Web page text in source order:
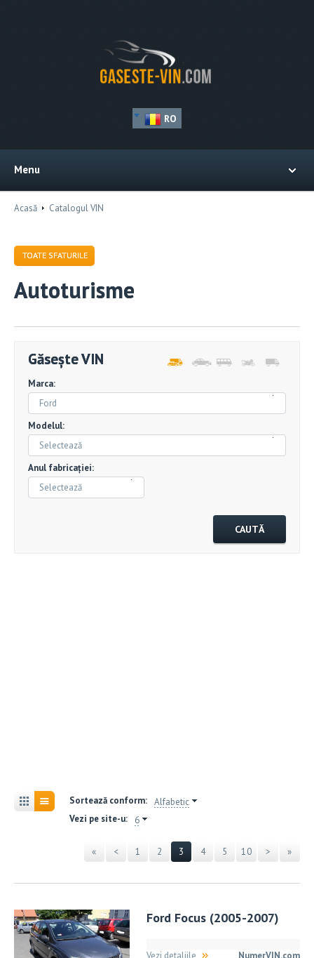
RO
Menu
Acasă Catalogul VIN
TOATE SFATURILE
Autoturisme
Găsește VIN
Marca:
Ford
Modelul:
Selectează
Anul fabricației:
Selectează
Sortează conform: Alfabetic
Vezi pe site-u:
6
« < 1 2 3 4 5 10 > »
Ford Focus (2005-2007)
NumerVIN.com
Vezi detaliile